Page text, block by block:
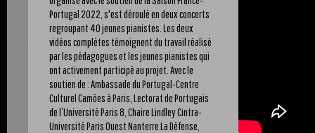
Portugal 2022, s'est déroulé en deux concerts
regroupant 40 jeunes pianistes. Les deux
vidéos complètes témoignent du travail réalisé
par les pédagogues et les jeunes pianistes qui
ont activement participé au projet. Avec le
soutien de : Ambassade du Portugal-Centre
Culturel Camões à Paris, Lectorat de Portugais
de l’Université Paris 8, Chaire Lindley Cintra-
Université Paris Ouest Nanterre La Défense,